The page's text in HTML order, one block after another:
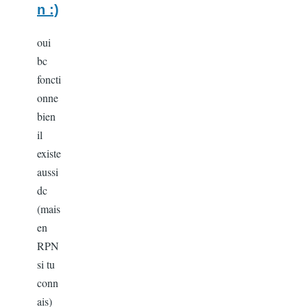
n :)
oui
bc
foncti
onne
bien
il
existe
aussi
dc
(mais
en
RPN
si tu
conn
ais)